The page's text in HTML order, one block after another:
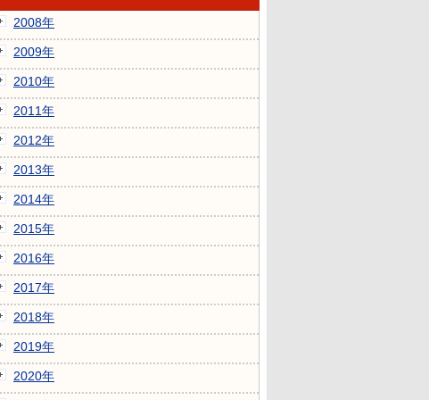
2008年
2009年
2010年
2011年
2012年
2013年
2014年
2015年
2016年
2017年
2018年
2019年
2020年